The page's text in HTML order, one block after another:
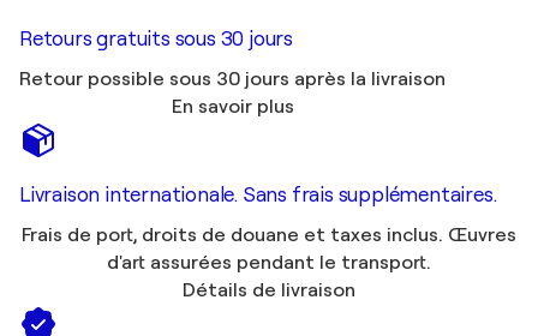
Retours gratuits sous 30 jours
Retour possible sous 30 jours après la livraison
En savoir plus
Livraison internationale. Sans frais supplémentaires.
Frais de port, droits de douane et taxes inclus. Œuvres
d'art assurées pendant le transport.
Détails de livraison